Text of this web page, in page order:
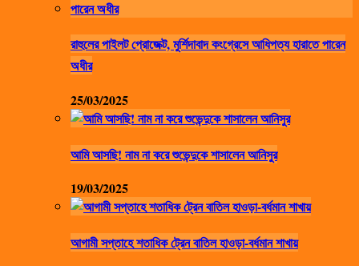
রাহুলের পাইলট প্রোজেক্ট, মুর্শিদাবাদ কংগ্রেসে আধিপত্য হারাতে পারেন
অধীর
25/03/2025
আমি আসছি! নাম না করে শুভেন্দুকে শাসালেন আনিসুর
19/03/2025
আগামী সপ্তাহে শতাধিক ট্রেন বাতিল হাওড়া-বর্ধমান শাখায়